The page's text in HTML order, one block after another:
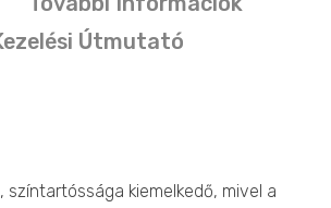
Útmutató
színtartóssága kiemelkedő, mivel a